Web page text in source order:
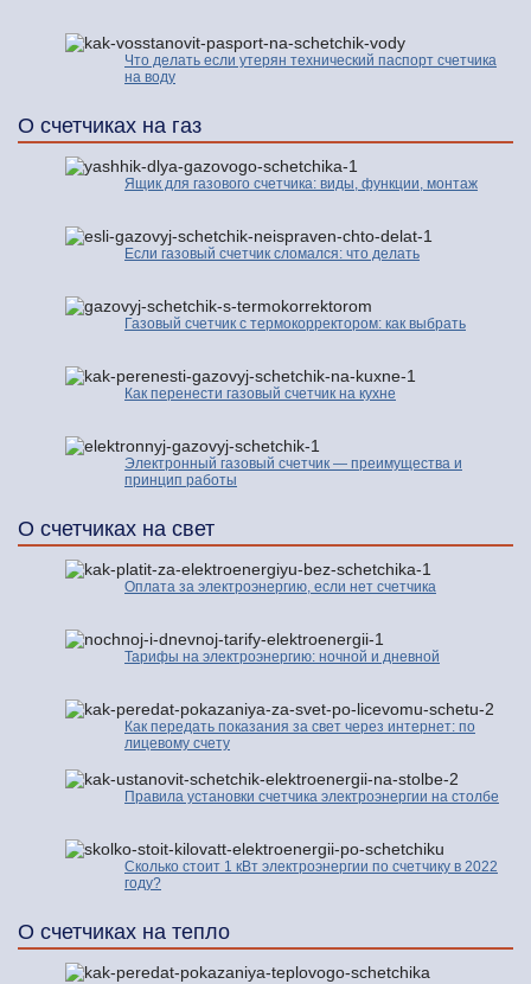
Что делать если утерян технический паспорт счетчика
на воду
О счетчиках на газ
Ящик для газового счетчика: виды, функции, монтаж
Если газовый счетчик сломался: что делать
Газовый счетчик с термокорректором: как выбрать
Как перенести газовый счетчик на кухне
Электронный газовый счетчик — преимущества и
принцип работы
О счетчиках на свет
Оплата за электроэнергию, если нет счетчика
Тарифы на электроэнергию: ночной и дневной
Как передать показания за свет через интернет: по
лицевому счету
Правила установки счетчика электроэнергии на столбе
Сколько стоит 1 кВт электроэнергии по счетчику в 2022
году?
О счетчиках на тепло